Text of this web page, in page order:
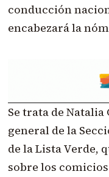
conducción
encabezará la
Se trata de
general de la
de la Lista Verde,
sobre los